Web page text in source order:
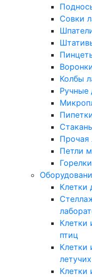
Совки
Колбы
Ручные
Прочая
Петли
Клетки
Клетки
птиц
Клетки
Клетки